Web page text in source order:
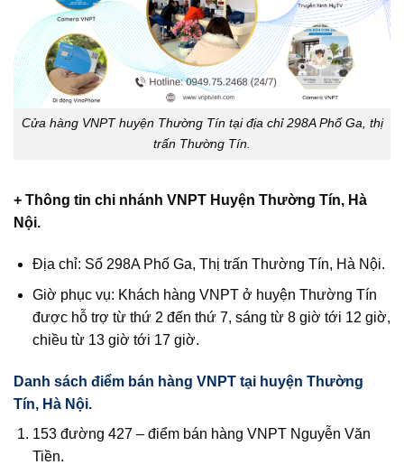
Cửa hàng VNPT huyện Thường Tín tại địa chỉ 298A Phố Ga, thị
trấn Thường Tín.
+ Thông tin chi nhánh VNPT Huyện Thường Tín, Hà
Nội.
Địa chỉ: Số 298A Phố Ga, Thị trấn Thường Tín, Hà Nội.
Giờ phục vụ: Khách hàng VNPT ở huyện Thường Tín
được hỗ trợ từ thứ 2 đến thứ 7, sáng từ 8 giờ tới 12 giờ,
chiều từ 13 giờ tới 17 giờ.
Danh sách điểm bán hàng VNPT tại huyện Thường
Tín, Hà Nội.
153 đường 427 – điểm bán hàng VNPT Nguyễn Văn
Tiền.